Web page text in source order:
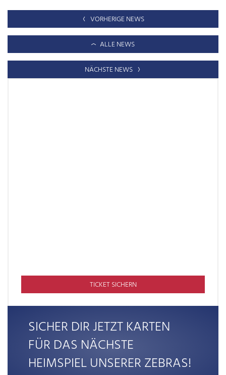
VORHERIGE NEWS
ALLE NEWS
NÄCHSTE NEWS
TICKET SICHERN
SICHER DIR JETZT KARTEN
FÜR DAS NÄCHSTE
HEIMSPIEL UNSERER ZEBRAS!